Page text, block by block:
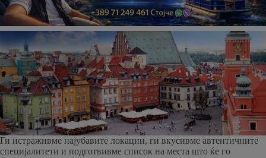
Ги истраживме најубавите локации, ги вкусивме автентичните
специјалитети и подготвивме список на места што ќе го